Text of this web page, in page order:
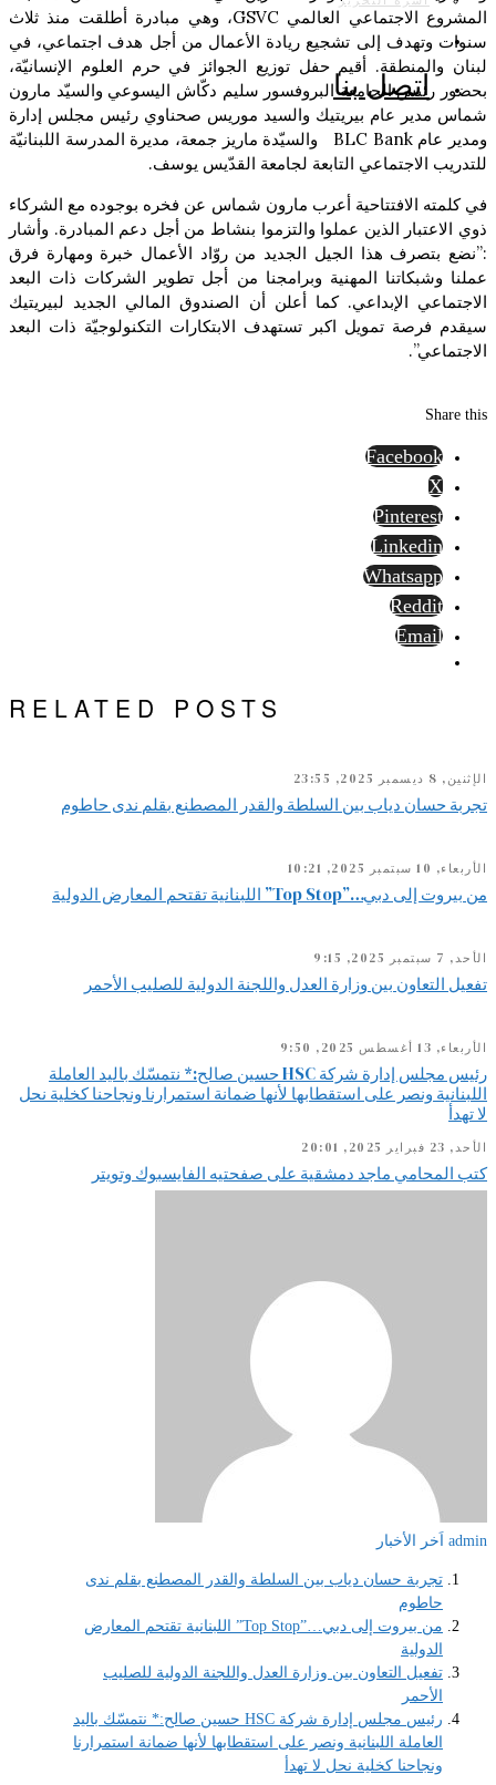
اتصل بنا
المشروع الاجتماعي العالمي GSVC، وهي مبادرة أطلقت منذ ثلاث
سنوات وتهدف إلى تشجيع ريادة الأعمال من أجل هدف اجتماعي، في
لبنان والمنطقة. أقيم حفل توزيع الجوائز في حرم العلوم الإنسانيّة،
بحضور رئيس الجامعة البروفسور سليم دكّاش اليسوعي والسيّد مارون
شماس مدير عام بيريتيك والسيد موريس صحناوي رئيس مجلس إدارة
ومدير عام BLC Bank والسيّدة ماريز جمعة، مديرة المدرسة اللبنانيّة
للتدريب الاجتماعي التابعة لجامعة القدّيس يوسف.
في كلمته الافتتاحية أعرب مارون شماس عن فخره بوجوده مع الشركاء
ذوي الاعتبار الذين عملوا والتزموا بنشاط من أجل دعم المبادرة. وأشار
:”نضع بتصرف هذا الجيل الجديد من روّاد الأعمال خبرة ومهارة فرق
عملنا وشبكاتنا المهنية وبرامجنا من أجل تطوير الشركات ذات البعد
الاجتماعي الإبداعي. كما أعلن أن الصندوق المالي الجديد لبيريتيك
سيقدم فرصة تمويل اكبر تستهدف الابتكارات التكنولوجيّة ذات البعد
الاجتماعي”.
Share this
Facebook
X
Pinterest
Linkedin
Whatsapp
Reddit
Email
RELATED POSTS
الإثنين, 8 ديسمبر 2025, 23:55
تجربة حسان دياب بين السلطة والقدر المصطنع بقلم ندى حاطوم
الأربعاء, 10 سبتمبر 2025, 10:21
من بيروت إلى دبي…”Top Stop” اللبنانية تقتحم المعارض الدولية
الأحد, 7 سبتمبر 2025, 9:15
تفعيل التعاون بين وزارة العدل واللجنة الدولية للصليب الأحمر
الأربعاء, 13 أغسطس 2025, 9:50
رئيس مجلس إدارة شركة HSC حسين صالح:* نتمسّك باليد العاملة
اللبنانية ونصر على استقطابها لأنها ضمانة استمرارنا ونجاحنا كخلية نحل
لا تهدأ
الأحد, 23 فبراير 2025, 20:01
كتب المحامي ماجد دمشقية على صفحتيه الفايسبوك وتويتر
admin اَخر الأخبار
تجربة حسان دياب بين السلطة والقدر المصطنع بقلم ندى
حاطوم
من بيروت إلى دبي…”Top Stop” اللبنانية تقتحم المعارض
الدولية
تفعيل التعاون بين وزارة العدل واللجنة الدولية للصليب
الأحمر
رئيس مجلس إدارة شركة HSC حسين صالح:* نتمسّك باليد
العاملة اللبنانية ونصر على استقطابها لأنها ضمانة استمرارنا
ونجاحنا كخلية نحل لا تهدأ